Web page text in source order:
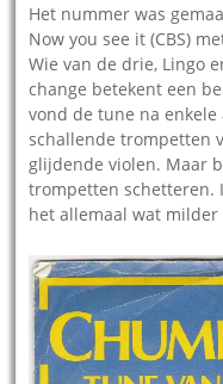
Het nummer was
Now you see it (CBS)
Wie van de drie, Lingo
change betekent een
vond de tune na enkele
schallende trompetten
glijdende violen. Maar
trompetten schetteren.
het allemaal wat milder